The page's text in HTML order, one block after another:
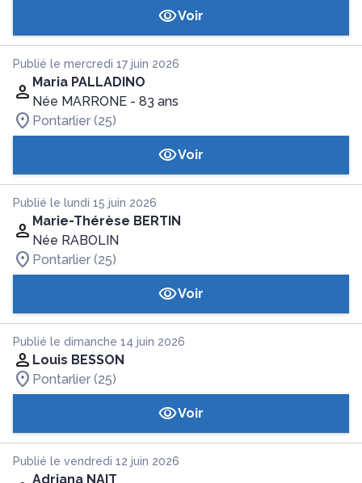
Voir
Publié le mercredi 17 juin 2026
Maria PALLADINO
Née MARRONE - 83 ans
Pontarlier (25)
Voir
Publié le lundi 15 juin 2026
Marie-Thérèse BERTIN
Née RABOLIN
Pontarlier (25)
Voir
Publié le dimanche 14 juin 2026
Louis BESSON
Pontarlier (25)
Voir
Publié le vendredi 12 juin 2026
Adriana NAIT